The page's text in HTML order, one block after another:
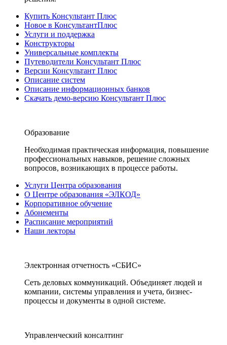
Купить Консультант Плюс
Новое в КонсультантПлюс
Услуги и поддержка
Конструкторы
Универсальные комплекты
Путеводители Консультант Плюс
Версии Консультант Плюс
Описание систем
Описание информационных банков
Скачать демо-версию Консультант Плюс
Образование
Необходимая практическая информация, повышение
профессиональных навыков, решение сложных
вопросов, возникающих в процессе работы.
Услуги Центра образования
О Центре образования «ЭЛКОД»
Корпоративное обучение
Абонементы
Расписание мероприятий
Наши лекторы
Электронная отчетность «СБИС»
Сеть деловых коммуникаций. Объединяет людей и
компании, системы управления и учета, бизнес-
процессы и документы в одной системе.
Управленческий консалтинг